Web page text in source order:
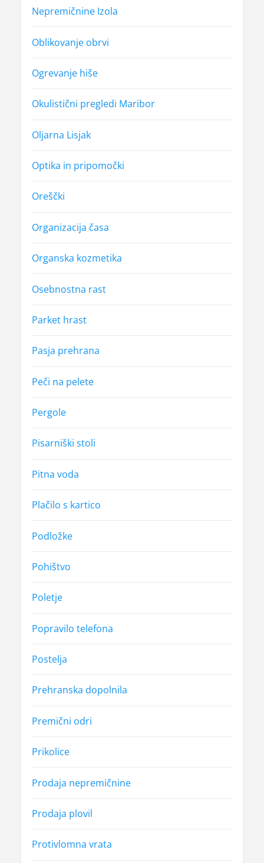
Nepremičnine Izola
Oblikovanje obrvi
Ogrevanje hiše
Okulistični pregledi Maribor
Oljarna Lisjak
Optika in pripomočki
Oreščki
Organizacija časa
Organska kozmetika
Osebnostna rast
Parket hrast
Pasja prehrana
Peči na pelete
Pergole
Pisarniški stoli
Pitna voda
Plačilo s kartico
Podložke
Pohištvo
Poletje
Popravilo telefona
Postelja
Prehranska dopolnila
Premični odri
Prikolice
Prodaja nepremičnine
Prodaja plovil
Protivlomna vrata